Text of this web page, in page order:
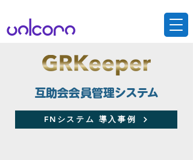
互助会会員管理システム
FNシステム 導入事例